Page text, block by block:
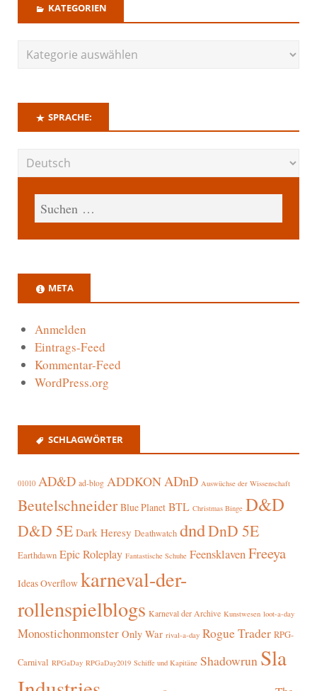
KATEGORIEN
SPRACHE:
META
Anmelden
Eintrags-Feed
Kommentar-Feed
WordPress.org
SCHLAGWÖRTER
01010 AD&D ad-blog ADDKONADnD Auswüchse der Wissenschaft
Beutelschneider Blue Planet BTL Christmas Binge D&D
D&D 5E Dark Heresy Deathwatch dndDnD 5E
Earthdawn Epic Roleplay Fantastische Schuhe FeensklavenFreeya
Ideas Overflow karneval-der-
rollenspielblogs Karneval der Archive Kunstwesen loot-a-day
Monostichonmonster Only War rival-a-day Rogue Trader RPG-
Carnival RPGaDay RPGaDay2019 Schiffe und Kapitäne Shadowrun Sla